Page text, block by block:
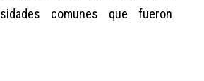
comunes que fueron